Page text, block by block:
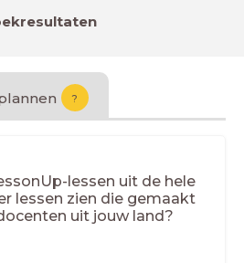
?
lessen uit de hele
lessen zien die gemaakt
uit jouw land?